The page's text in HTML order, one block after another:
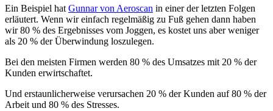
Ein Beispiel hatGunnar von Aeroscan in einer der letzten Folgen
erläutert. Wenn wir einfach regelmäßig zu Fuß gehen dann haben
wir 80 % des Ergebnisses vom Joggen, es kostet uns aber weniger
als 20 % der Überwindung loszulegen.
Bei den meisten Firmen werden 80 % des Umsatzes mit 20 % der
Kunden erwirtschaftet.
Und erstaunlicherweise verursachen 20 % der Kunden auf 80 % der
Arbeit und 80 % des Stresses.